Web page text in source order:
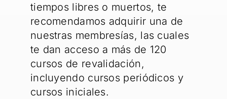
tiempos libres o muertos, te
recomendamos adquirir una de
nuestras membresías, las cuales
te dan acceso a más de 120
cursos de revalidación,
incluyendo cursos periódicos y
cursos iniciales.